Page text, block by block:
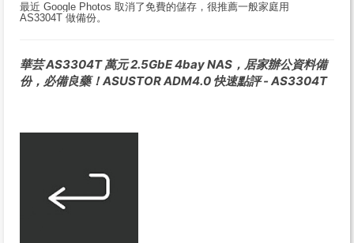
最近 Google Photos 取消了免費的儲存，很推薦一般家庭用
AS3304T 做備份。
華芸 AS3304T 萬元 2.5GbE 4bay NAS，居家辦公資料備
份，必備良藥！ASUSTOR ADM4.0 快速點評 - AS3304T